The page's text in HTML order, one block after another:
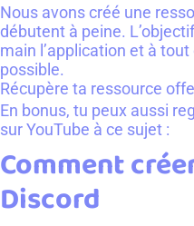
Nous avons créé une
débutent à peine.
main l’application et à
possible.
Récupère ta ressource
En bonus, tu peux aussi
sur YouTube à ce sujet :
Comment
Discord